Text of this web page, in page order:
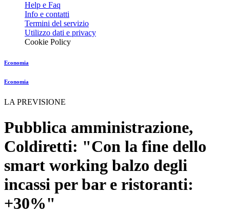
Help e Faq
Info e contatti
Termini del servizio
Utilizzo dati e privacy
Cookie Policy
Economia
Economia
LA PREVISIONE
Pubblica amministrazione,
Coldiretti: "Con la fine dello
smart working balzo degli
incassi per bar e ristoranti:
+30%"